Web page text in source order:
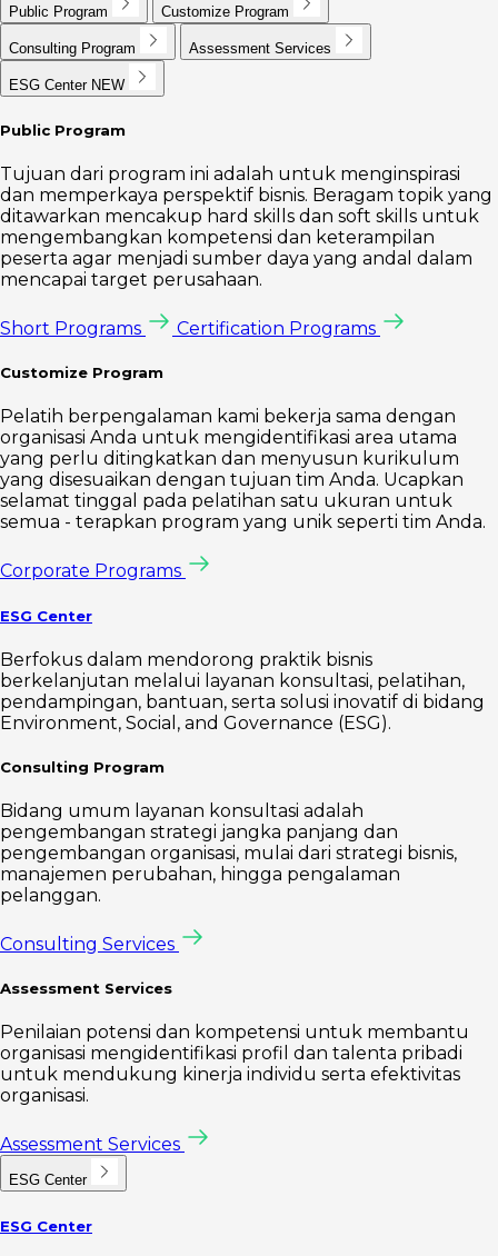
Public Program Customize Program
Consulting Program Assessment Services
ESG Center NEW
Public Program
Tujuan dari program ini adalah untuk menginspirasi
dan memperkaya perspektif bisnis. Beragam topik yang
ditawarkan mencakup hard skills dan soft skills untuk
mengembangkan kompetensi dan keterampilan
peserta agar menjadi sumber daya yang andal dalam
mencapai target perusahaan.
Short Programs Certification Programs
Customize Program
Pelatih berpengalaman kami bekerja sama dengan
organisasi Anda untuk mengidentifikasi area utama
yang perlu ditingkatkan dan menyusun kurikulum
yang disesuaikan dengan tujuan tim Anda. Ucapkan
selamat tinggal pada pelatihan satu ukuran untuk
semua - terapkan program yang unik seperti tim Anda.
Corporate Programs
ESG Center
Berfokus dalam mendorong praktik bisnis
berkelanjutan melalui layanan konsultasi, pelatihan,
pendampingan, bantuan, serta solusi inovatif di bidang
Environment, Social, and Governance (ESG).
Consulting Program
Bidang umum layanan konsultasi adalah
pengembangan strategi jangka panjang dan
pengembangan organisasi, mulai dari strategi bisnis,
manajemen perubahan, hingga pengalaman
pelanggan.
Consulting Services
Assessment Services
Penilaian potensi dan kompetensi untuk membantu
organisasi mengidentifikasi profil dan talenta pribadi
untuk mendukung kinerja individu serta efektivitas
organisasi.
Assessment Services
ESG Center
ESG Center